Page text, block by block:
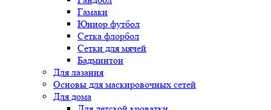
Гамаки
Юниор футбол
Сетка флорбол
Сетки для мячей
Бадминтон
Для лазания
Основы для маскировочных сетей
Для дома